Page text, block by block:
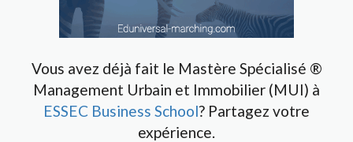
Vous avez déjà fait le Mastère Spécialisé ®
Management Urbain et Immobilier (MUI) à
ESSEC Business School? Partagez votre
expérience.